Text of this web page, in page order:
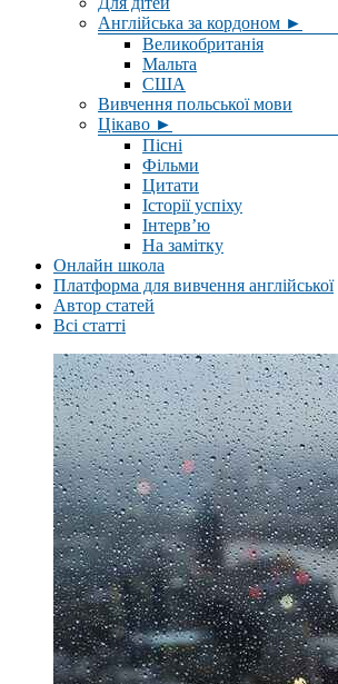
Англійська за кордоном ►
Великобританія
Мальта
США
Вивчення польської мови
Цікаво ►
Пісні
Фільми
Цитати
Історії успіху
Інтерв’ю
На замітку
Онлайн школа
Платформа для вивчення англійської
Автор статей
Всі статті